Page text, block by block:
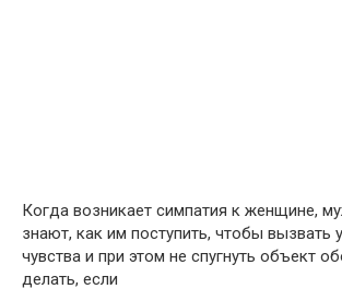
Когда возникает симпатия к женщине,
знают, как им поступить, чтобы вызвать
чувства и при этом не спугнуть объект
делать, если